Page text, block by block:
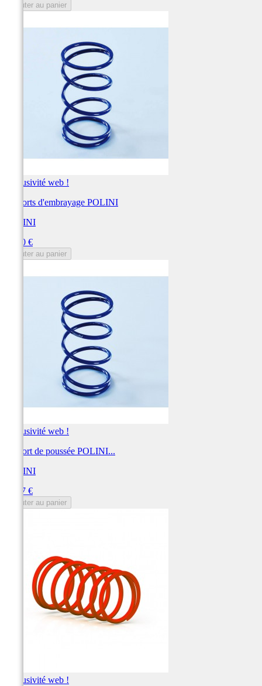
Ajouter au panier
Exclusivité web !
Ressorts d'embrayage POLINI
POLINI
29,70 €
Ajouter au panier
Exclusivité web !
Ressort de poussée POLINI...
POLINI
25,67 €
Ajouter au panier
Exclusivité web !